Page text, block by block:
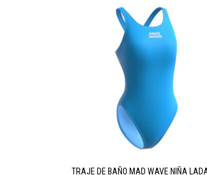
TRAJE DE BAÑO MAD WAVE NIÑA